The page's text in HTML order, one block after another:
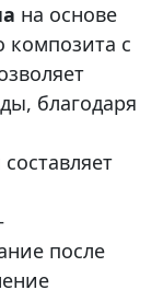
на основе
композита с
благодаря
после